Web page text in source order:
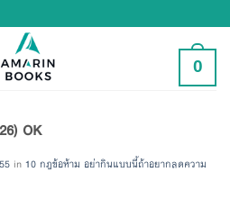
0
OK
in 10 กฎข้อห้าม อย่ากินแบบนี้ถ้าอยากลดความ